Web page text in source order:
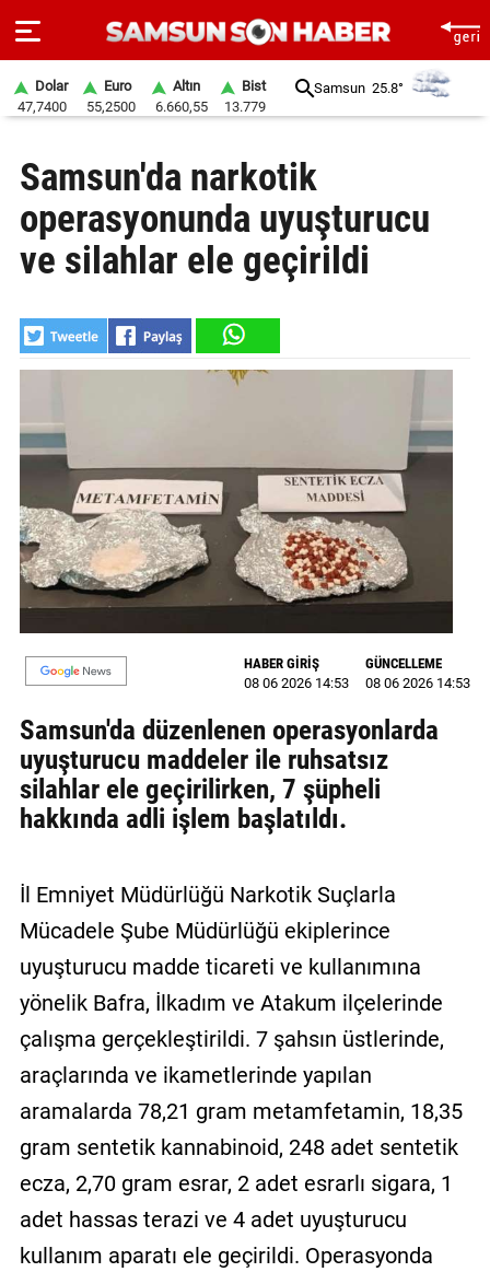
SAYFA
SAMSUN
HABER
GÜNDEM
EKONOMİ
DÜNYA
MAGAZİN
GALERİ
YAZARLAR
ULAŞIN
Künye
İletişim
Gizlilik
Politikası
Dolar
47,7400
Euro
55,2500
Altın
6.660,55
Bist
13.779
Samsun 25.8°
Samsun'da narkotik
operasyonunda uyuşturucu
ve silahlar ele geçirildi
HABER GİRİŞ
08 06 2026 14:53
GÜNCELLEME
08 06 2026 14:53
Samsun'da düzenlenen operasyonlarda
uyuşturucu maddeler ile ruhsatsız
silahlar ele geçirilirken, 7 şüpheli
hakkında adli işlem başlatıldı.
İl Emniyet Müdürlüğü Narkotik Suçlarla
Mücadele Şube Müdürlüğü ekiplerince
uyuşturucu madde ticareti ve kullanımına
yönelik Bafra, İlkadım ve Atakum ilçelerinde
çalışma gerçekleştirildi. 7 şahsın üstlerinde,
araçlarında ve ikametlerinde yapılan
aramalarda 78,21 gram metamfetamin, 18,35
gram sentetik kannabinoid, 248 adet sentetik
ecza, 2,70 gram esrar, 2 adet esrarlı sigara, 1
adet hassas terazi ve 4 adet uyuşturucu
kullanım aparatı ele geçirildi. Operasyonda